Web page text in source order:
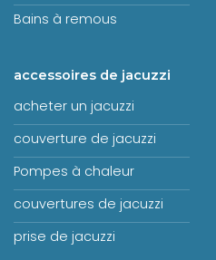
Bains à remous
accessoires de jacuzzi
acheter un jacuzzi
couverture de jacuzzi
Pompes à chaleur
couvertures de jacuzzi
prise de jacuzzi